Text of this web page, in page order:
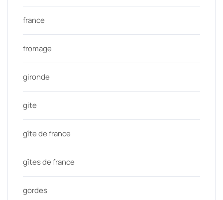
france
fromage
gironde
gite
gîte de france
gîtes de france
gordes